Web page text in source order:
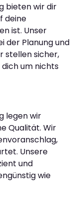
bieten wir dir
deine
ist. Unser
der Planung und
stellen sicher,
um nichts
legen wir
Qualität. Wir
Unsere
und
wie